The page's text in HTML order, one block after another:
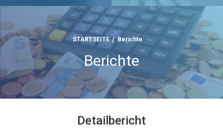
STARTSEITE Berichte
Berichte
Detailbericht